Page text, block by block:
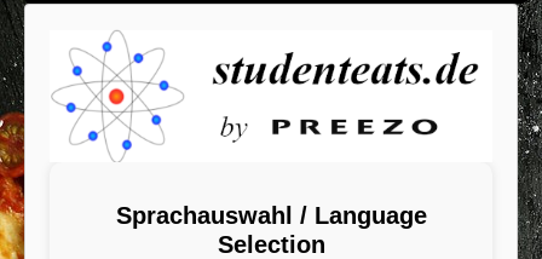
Sprachauswahl / Language
Selection